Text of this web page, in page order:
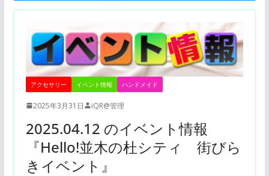
アクセサリー イベント情報 ハンドメイド
2025年3月31日 iQR@管理
2025.04.12 のイベント情報
『Hello!並木の杜シティ 街びら
きイベント』